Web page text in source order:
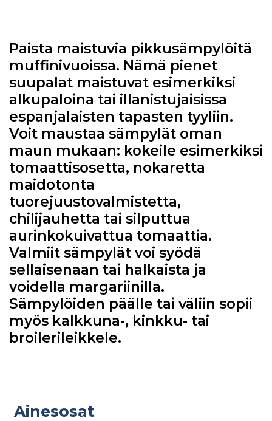
Paista maistuvia pikkusämpylöitä
muffinivuoissa. Nämä pienet
suupalat maistuvat esimerkiksi
alkupaloina tai illanistujaisissa
espanjalaisten tapasten tyyliin.
Voit maustaa sämpylät oman
maun mukaan: kokeile esimerkiksi
tomaattisosetta, nokaretta
maidotonta
tuorejuustovalmistetta,
chilijauhetta tai silputtua
aurinkokuivattua tomaattia.
Valmiit sämpylät voi syödä
sellaisenaan tai halkaista ja
voidella margariinilla.
Sämpylöiden päälle tai väliin sopii
myös kalkkuna-, kinkku- tai
broilerileikkele.
Ainesosat